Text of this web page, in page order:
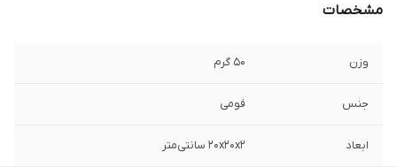
مشخصات
وزن 50 گرم
جنس فومی
ابعاد 20x20x2 سانتی‌متر